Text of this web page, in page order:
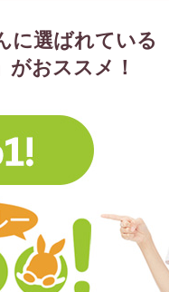
に選ばれている
がおススメ！